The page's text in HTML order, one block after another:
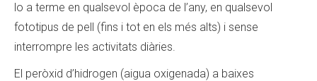
lo a terme en qualsevol època de l’any, en qualsevol
fototipus de pell (fins i tot en els més alts) i sense
interrompre les activitats diàries.
El peròxid d’hidrogen (aigua oxigenada) a baixes